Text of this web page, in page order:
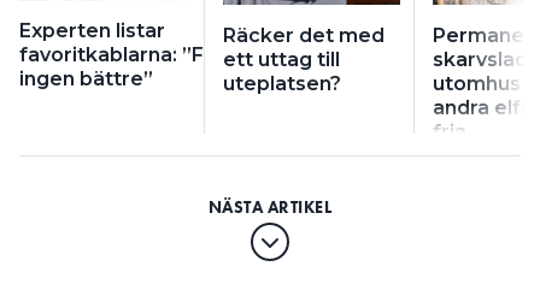
Experten listar
favoritkablarna: ”Finns
ingen bättre”
Räcker det med
ett uttag till
uteplatsen?
utomhus
andra
fria